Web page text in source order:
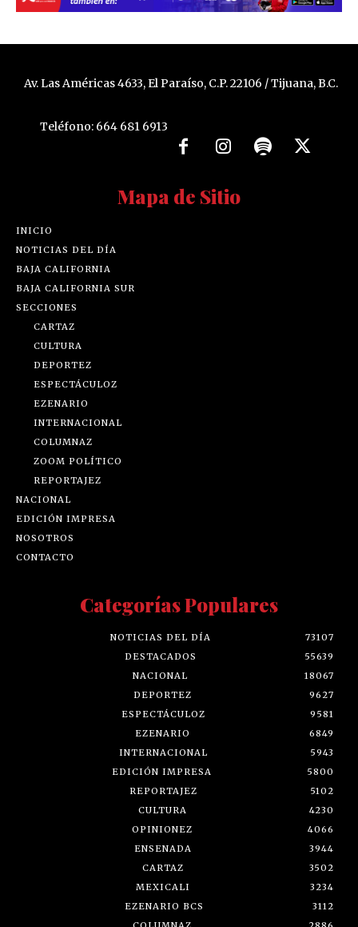
Av. Las Américas 4633, El Paraíso, C.P. 22106 / Tijuana, B.C.
Teléfono: 664 681 6913
Mapa de Sitio
INICIO
NOTICIAS DEL DÍA
BAJA CALIFORNIA
BAJA CALIFORNIA SUR
SECCIONES
CARTAZ
CULTURA
DEPORTEZ
ESPECTÁCULOZ
EZENARIO
INTERNACIONAL
COLUMNAZ
ZOOM POLÍTICO
REPORTAJEZ
NACIONAL
EDICIÓN IMPRESA
NOSOTROS
CONTACTO
Categorías Populares
NOTICIAS DEL DÍA
73107
DESTACADOS
55639
NACIONAL
18067
DEPORTEZ
9627
ESPECTÁCULOZ
9581
EZENARIO
6849
INTERNACIONAL
5943
EDICIÓN IMPRESA
5800
REPORTAJEZ
5102
CULTURA
4230
OPINIONEZ
4066
ENSENADA
3944
CARTAZ
3502
MEXICALI
3234
EZENARIO BCS
3112